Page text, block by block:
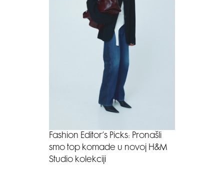
Fashion Editor’s Picks: Pronašli
smo top komade u novoj H&M
Studio kolekciji